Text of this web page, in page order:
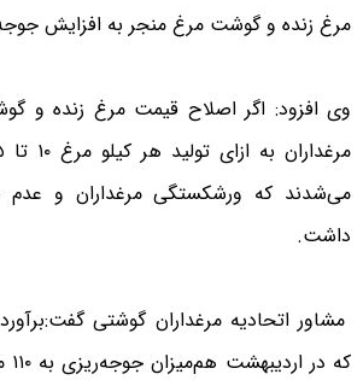
مرغ زنده و گوشت مرغ منجر به افزایش
وی افزود: اگر اصلاح قیمت مرغ زنده و
می‌شدند که ورشکستگی مرغداران و عدم
داشت.
مشاور اتحادیه مرغداران گوشتی